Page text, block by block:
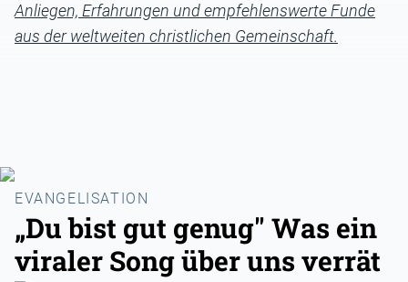
Anliegen, Erfahrungen und empfehlenswerte Funde
aus der weltweiten christlichen Gemeinschaft.
EVANGELISATION
„Du bist gut genug" Was ein
viraler Song über uns verrät